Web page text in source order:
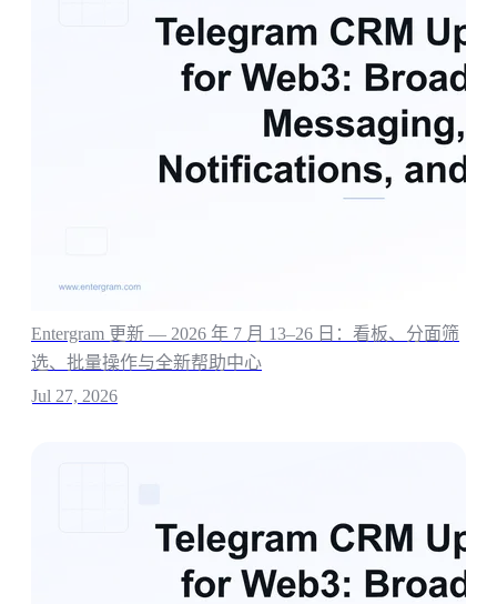
Entergram 更新 — 2026 年 7 月 13–26 日：看板、分面筛
选、批量操作与全新帮助中心
Jul 27, 2026